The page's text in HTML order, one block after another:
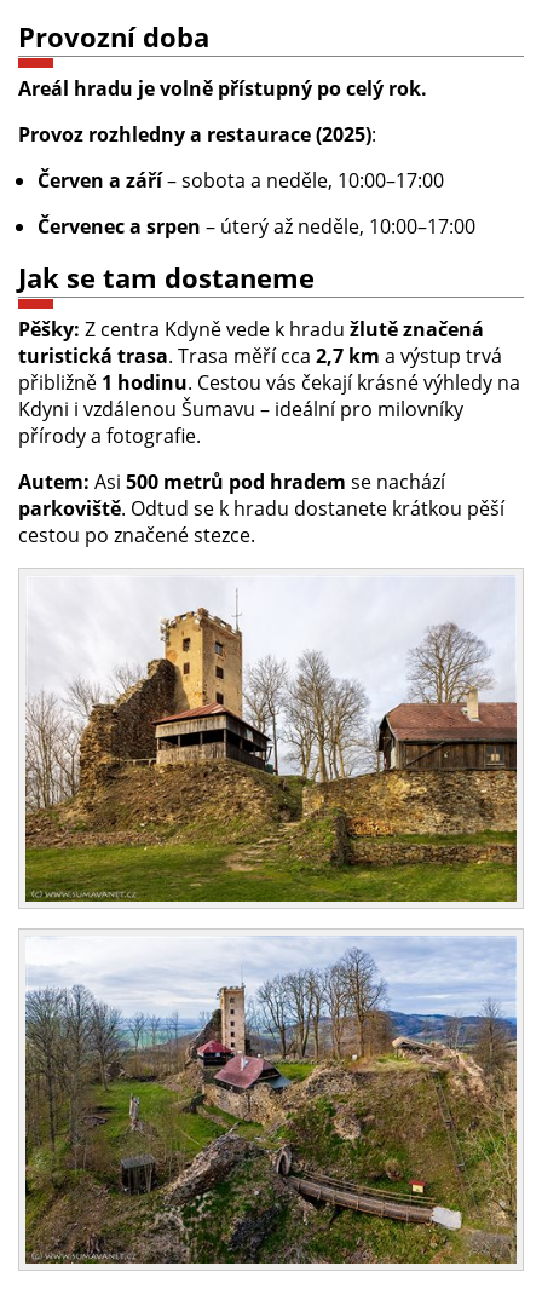
Provozní doba
Areál hradu je volně přístupný po celý rok.
Provoz rozhledny a restaurace (2025):
Červen a září– sobota a neděle, 10:00–17:00
Červenec a srpen – úterý až neděle, 10:00–17:00
Jak se tam dostaneme
Pěšky: Z centra Kdyně vede k hradu žlutě značená
turistická trasa. Trasa měří cca 2,7 km a výstup trvá
přibližně 1 hodinu. Cestou vás čekají krásné výhledy na
Kdyni i vzdálenou Šumavu – ideální pro milovníky
přírody a fotografie.
Autem: Asi 500 metrů pod hradem se nachází
parkoviště. Odtud se k hradu dostanete krátkou pěší
cestou po značené stezce.